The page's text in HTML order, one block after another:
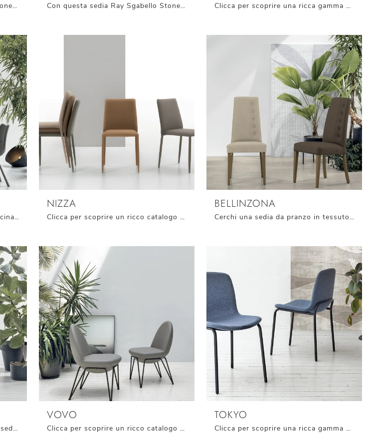
Con questa sedia Fox Sgabello Stones in tessuto, una delle nostre sedute sgabelli moderne, potrai arricchire i tuoi locali. Con questa sedia Ray Sgabello Stones in tessuto, una tra le nostre sedute sgabelli moderne, potrai valorizzare i tuoi spazi. Clicca per scoprire una ricca gamma di sedie sgabelli per stanze moderne: il modello Syd Sgabello di Stones ti aspetta!
Con questa sedia Maiorca Poltroncina Target Point in tessuto, una delle nostre sedute fisse moderne, potrai completare i tuoi interni.
NIZZA
Clicca per scoprire un ricco catalogo di sedie impilabili per stanze moderne: il modello Nizza di Target Point ti sta aspettando!
BELLINZONA
Cerchi una sedia da pranzo in tessuto? Clicca e scopri il modello Bellinzona di Target Point per completare i tuoi spazi al meglio.
Clicca e ottieni informazioni sulla seduta Vovo Plus SG di Target Point in tessuto: le più belle Sedie sgabelli design ti aspettano.
VOVO
Clicca per scoprire un ricco catalogo di sedie fisse per stanze design: il modello Vovo di Target Point ti sta aspettando!
TOKYO
Clicca per scoprire una ricca gamma di sedie fisse per stanze moderne: il modello Tokyo di Target Point ti aspetta!